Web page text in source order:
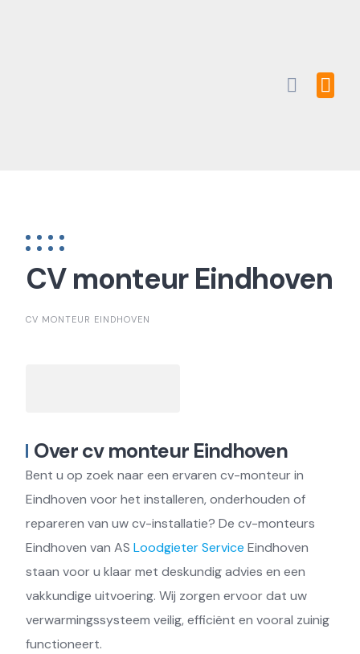
CV monteur Eindhoven
CV MONTEUR EINDHOVEN
Over cv monteur Eindhoven
Bent u op zoek naar een ervaren cv-monteur in
Eindhoven voor het installeren, onderhouden of
repareren van uw cv-installatie? De cv-monteurs
Eindhoven van AS Loodgieter Service Eindhoven
staan voor u klaar met deskundig advies en een
vakkundige uitvoering. Wij zorgen ervoor dat uw
verwarmingssysteem veilig, efficiënt en vooral zuinig
functioneert.